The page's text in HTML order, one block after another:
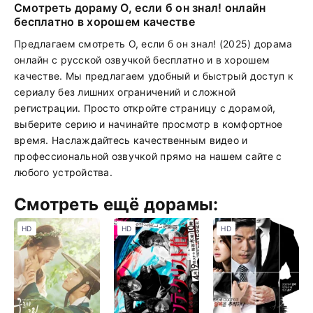
Смотреть дораму О, если б он знал! онлайн
бесплатно в хорошем качестве
Предлагаем смотреть О, если б он знал! (2025) дорама
онлайн с русской озвучкой бесплатно и в хорошем
качестве. Мы предлагаем удобный и быстрый доступ к
сериалу без лишних ограничений и сложной
регистрации. Просто откройте страницу с дорамой,
выберите серию и начинайте просмотр в комфортное
время. Наслаждайтесь качественным видео и
профессиональной озвучкой прямо на нашем сайте с
любого устройства.
Смотреть ещё дорамы:
HD HD HD